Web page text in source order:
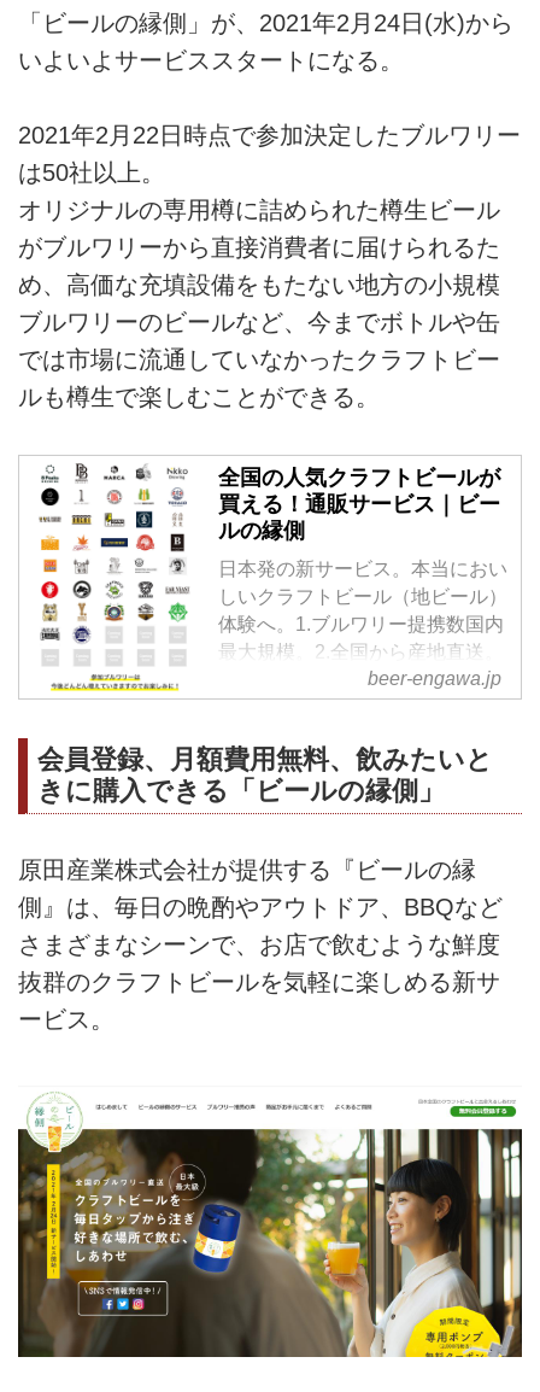
「ビールの縁側」が、2021年2月24日(水)から
いよいよサービススタートになる。
2021年2月22日時点で参加決定したブルワリー
は50社以上。
オリジナルの専用樽に詰められた樽生ビール
がブルワリーから直接消費者に届けられるた
め、高価な充填設備をもたない地方の小規模
ブルワリーのビールなど、今までボトルや缶
では市場に流通していなかったクラフトビー
ルも樽生で楽しむことができる。
全国の人気クラフトビールが
買える！通販サービス｜ビー
ルの縁側
日本発の新サービス。本当におい
しいクラフトビール（地ビール）
体験へ。1.ブルワリー提携数国内
最大規模。2.全国から産地直送。
3.専用樽からサービング。4.会員
beer-engawa.jp
会員登録、月額費用無料、飲みたいと
きに購入できる「ビールの縁側」
原田産業株式会社が提供する『ビールの縁
側』は、毎日の晩酌やアウトドア、BBQなど
さまざまなシーンで、お店で飲むような鮮度
抜群のクラフトビールを気軽に楽しめる新サ
ービス。